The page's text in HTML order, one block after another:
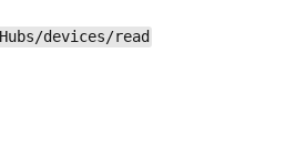
devices/read